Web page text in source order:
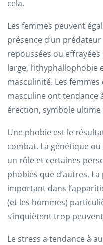
cela.
Les femmes peuvent
présence d’un
repoussées ou
large, l’ithyphallophobie
masculinité. Les
masculine ont tendance
érection, symbole ultime
Une phobie est le
combat. La génétique
un rôle et certaines
phobies que d’autres.
important dans
(et les hommes)
s’inquiètent trop
Le stress a tendance à